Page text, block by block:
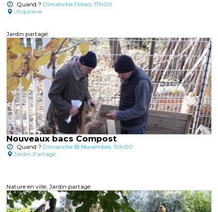
Quand ? Dimanche 1 Mars, 17h00
Utopicerie
Jardin partagé
Nouveaux bacs Compost
Quand ? Dimanche 18 Novembre, 10h00
Jardin Partagé
Nature en ville, Jardin partagé